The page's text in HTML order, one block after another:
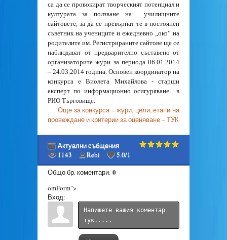
са да се провокират творческият потенциал и
културата за ползване на училищните
сайтовете, за да се превърнат те в постоянен
съветник на учениците и ежедневно „око” на
родителите им. Регистрираните сайтове ще се
наблюдават от предварително съставено от
организаторите жури за периода 06.01.2014
– 24.03.2014 година. Основен координатор на
конкурса е Виолета Михайлова - старши
експерт по информационно осигуряване в
РИО Търговище.
Още за конкурса – жури, цели, етапи на
провеждане и критерии за оценяване – ТУК
Актуални събщения
1143
Rebi 5.0/1
Общо бр. коментари: 0
omForm">
Вход: